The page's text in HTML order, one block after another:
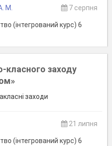
М. 7 серпня
(інтегрований курс) 6
класного заходу
заходи
21 липня
(інтегрований курс) 6